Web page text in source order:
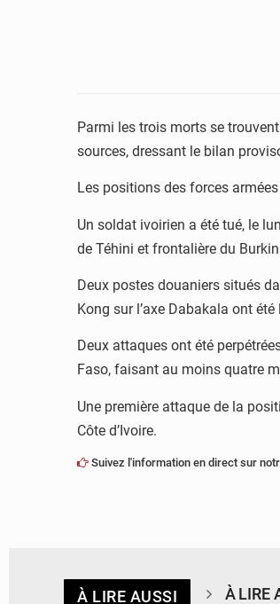
Parmi les trois morts se
sources, dressant le bilan
Les positions des forces
Un soldat ivoirien a été tué, le
de Téhini et frontalière du
Deux postes douaniers situés
Kong sur l’axe Dabakala ont
Deux attaques ont été
Faso, faisant au moins quatre
Une première attaque de la
Côte d’Ivoire.
Suivez l'information en direct sur
À LIRE AUSSI À LIRE